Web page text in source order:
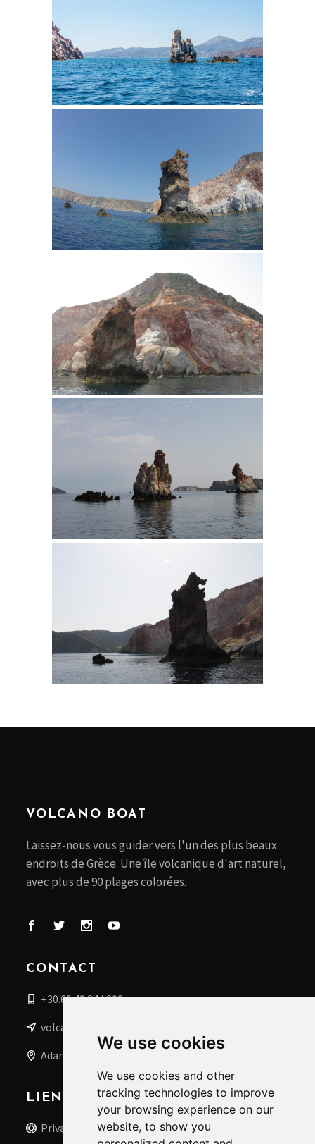
We use cookies
We use cookies and other
tracking technologies to improve
your browsing experience on our
website, to show you
VOLCANO BOAT
Laissez-nous vous guider vers l'un des plus beaux
endroits de Grèce. Une île volcanique d'art naturel,
avec plus de 90 plages colorées.
CONTACT
+30.69 49 244 200
volcanoboat@gmail.com
Adamas, Milos, Grèce
LIENS UTILES
Privacy Policy